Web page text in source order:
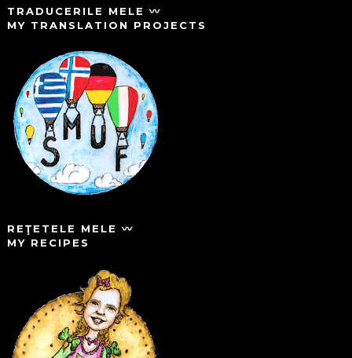
TRADUCERILE MELE 〰️
MY TRANSLATION PROJECTS
REŢETELE MELE 〰️
MY RECIPES